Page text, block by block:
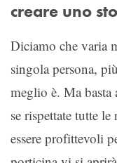
creare uno
Diciamo che varia
singola persona,
meglio è. Ma
se rispettate tutte
essere profittevoli